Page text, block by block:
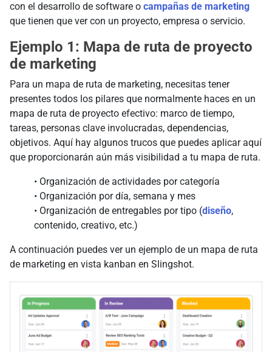
con el desarrollo de software o campañas de marketing
que tienen que ver con un proyecto, empresa o servicio.
Ejemplo 1: Mapa de ruta de proyecto
de marketing
Para un mapa de ruta de marketing, necesitas tener
presentes todos los pilares que normalmente haces en un
mapa de ruta de proyecto efectivo: marco de tiempo,
tareas, personas clave involucradas, dependencias,
objetivos. Aquí hay algunos trucos que puedes aplicar aquí
que proporcionarán aún más visibilidad a tu mapa de ruta.
• Organización de actividades por categoría
• Organización por día, semana y mes
• Organización de entregables por tipo (diseño,
contenido, creativo, etc.)
A continuación puedes ver un ejemplo de un mapa de ruta
de marketing en vista kanban en Slingshot.